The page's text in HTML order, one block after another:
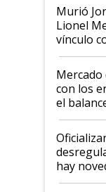
Murió
Lionel
vínculo
Mercado
con los
el
Posta
hay
la